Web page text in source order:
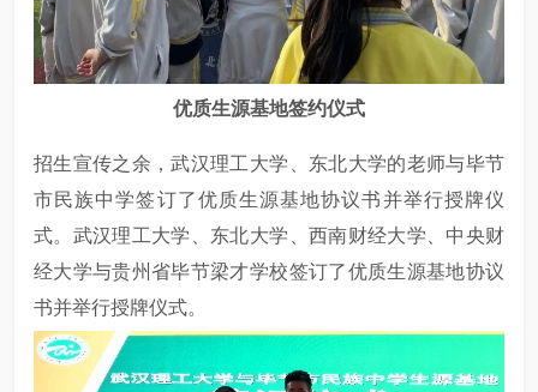
优质生源基地签约仪式
招生宣传之余，武汉理工大学、东北大学的老师与毕节
市民族中学签订了优质生源基地协议书并举行授牌仪
式。武汉理工大学、东北大学、西南财经大学、中央财
经大学与贵州省毕节梁才学校签订了优质生源基地协议
书并举行授牌仪式。